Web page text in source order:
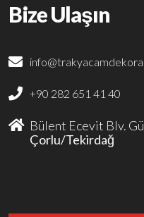
Bize Ulaşın
+90 282 651 41 40
Bülent Ecevit Blv.
Çorlu/Tekirdağ